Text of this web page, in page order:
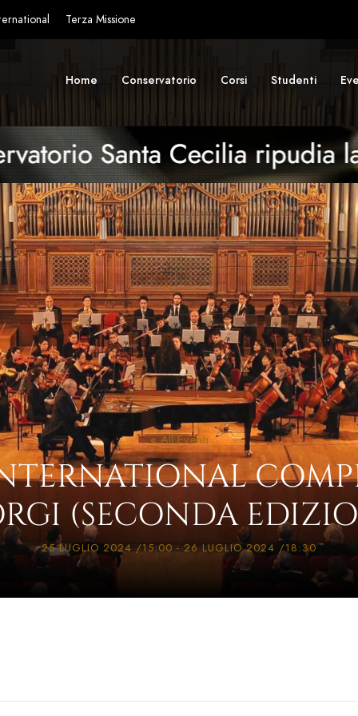
Terza Missione
Home Conservatorio Corsi Studenti
« All Eventi
(SECONDA
25 LUGLIO 2024 /15:00-26 LUGLIO 2024 /18:30